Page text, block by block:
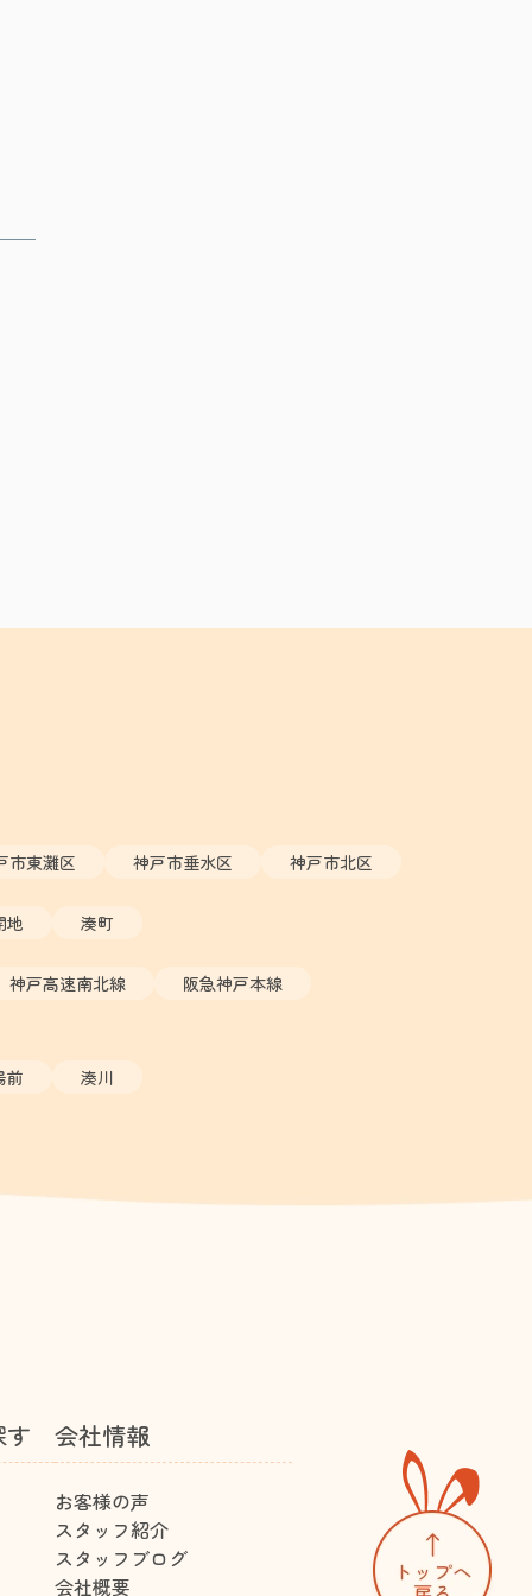
市東灘区 神戸市垂水区 神戸市北区
地 湊町
神戸高速南北線
阪急神戸本線
前 湊川
す 会社情報
お客様の声
スタッフ紹介
スタッフブログ
会社概要